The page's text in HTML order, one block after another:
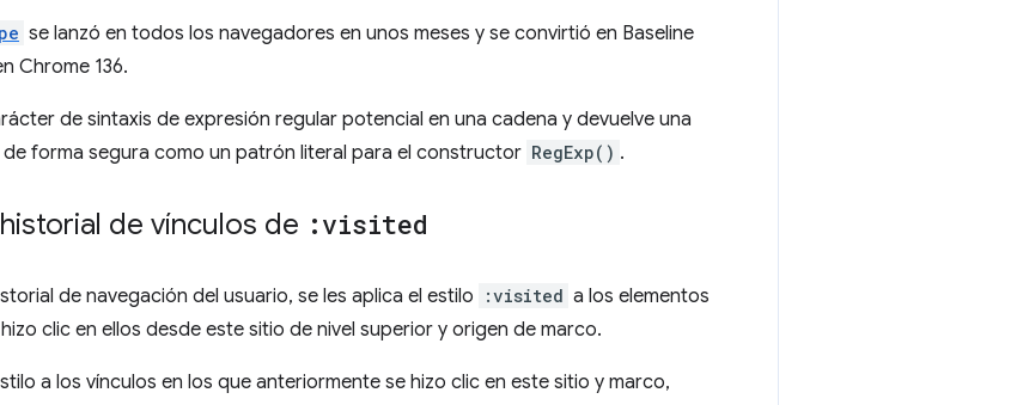
se lanzó en todos los navegadores en unos meses y se convirtió en Baseline
Chrome 136.
de sintaxis de expresión regular potencial en una cadena y devuelve una
forma segura como un patrón literal para el constructor RegExp() .
de vínculos de :visited
de navegación del usuario, se les aplica el estilo :visited a los elementos
clic en ellos desde este sitio de nivel superior y origen de marco.
a los vínculos en los que anteriormente se hizo clic en este sitio y marco,